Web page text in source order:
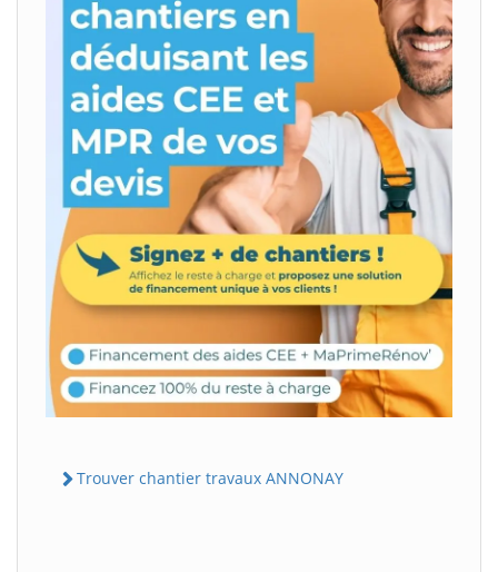
Trouver chantier travaux ANNONAY